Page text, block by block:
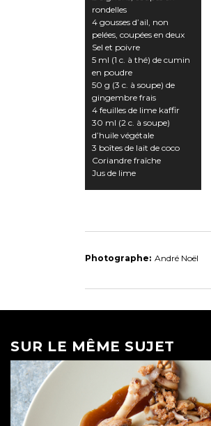
rondelles
4 gousses d’ail, non
pelées, coupées en deux
Sel et poivre
5 ml (1 c. à thé) de cumin
en poudre
50 g (3 c. à soupe) de
gingembre frais
4 feuilles de lime kaffir
30 ml (2 c. à soupe)
d’huile végétale
3 boîtes de lait de coco
Coriandre fraîche
Jus de lime
Photographe: André Noël
SUR LE MÊME SUJET